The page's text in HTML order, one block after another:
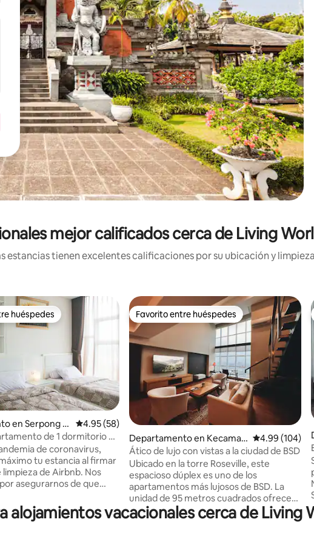
mejor calificados cerca de Living
estancias tienen excelentes calificaciones por su ubicación y
5; 190 evaluaciones
huéspedes
huéspedes
en Serpong U
Calificación promedio: 4.95 de 5; 58 evaluaciones
4.95 (58)
de 1 dormitorio en
Suterade coronavirus,
tu estancia al firmar
limpieza de Airbnb. Nos
asegurarnos de que
correctamente. -
todas las superficies de
Favorito entre huéspedes
Favorito entre huéspedes
Departamento en Kecamat
an Serpong
Calificación
4.99 (104)
Ático de lujo con vistas a la ciudad de BSD
Ubicado en la torre Roseville, este
espacioso dúplex es uno de los
apartamentos más lujosos de BSD. La
unidad de 95 metros cuadrados ofrece
servicios contemporáneos que incluyen
cocina, wifi de 100 Mbps, TV de 75
alojamientos vacacionales cerca de Living